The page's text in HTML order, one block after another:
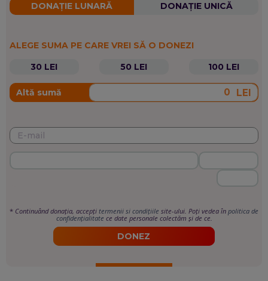
DONAȚIE LUNARĂ DONAȚIE UNICĂ
ALEGE SUMA PE CARE VREI SĂ O DONEZI
30 LEI
50 LEI 100 LEI
Altă sumă LEI
* Continuând donația, accepți termenii si condițiile site-ului. Poți vedea în politica de
confidențialitate ce date personale colectăm și de ce.
DONEZ